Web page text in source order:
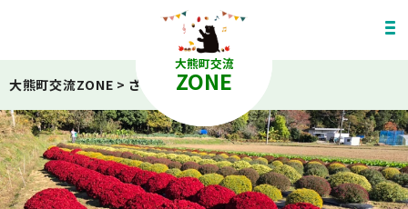
大熊町交流
ZONE
大熊町交流ZONE > ざる菊ロード